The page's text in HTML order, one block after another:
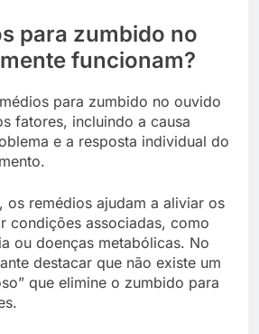
para zumbido no
funcionam?
para zumbido no ouvido
fatores, incluindo a causa
e a resposta individual do
os remédios ajudam a aliviar os
condições associadas, como
ou doenças metabólicas. No
destacar que não existe um
que elimine o zumbido para